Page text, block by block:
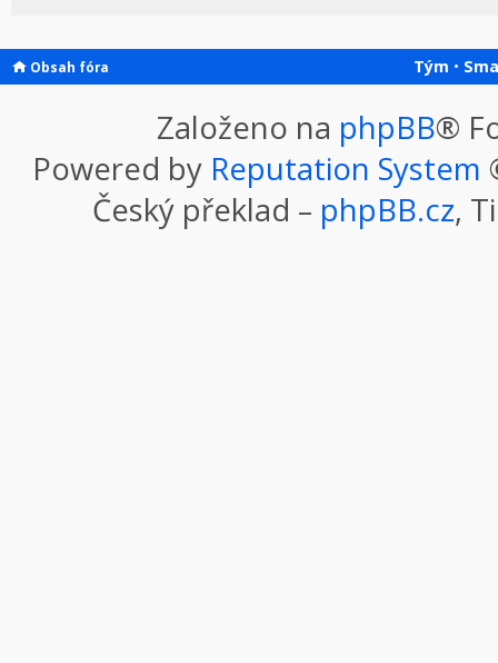
Obsah fóra Tým •
Založeno na phpBB®
Powered by Reputation System
Český překlad – phpBB.cz,